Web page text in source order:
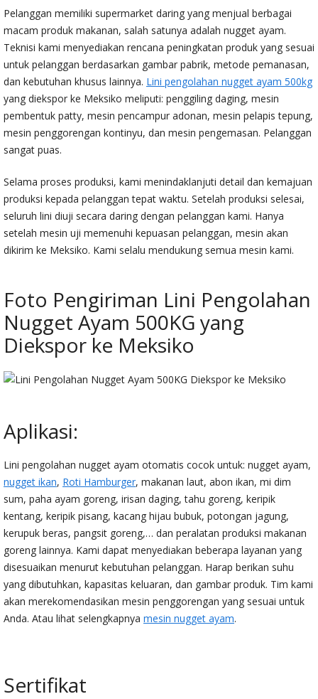
Pelanggan memiliki supermarket daring yang menjual berbagai
macam produk makanan, salah satunya adalah nugget ayam.
Teknisi kami menyediakan rencana peningkatan produk yang sesuai
untuk pelanggan berdasarkan gambar pabrik, metode pemanasan,
dan kebutuhan khusus lainnya. Lini pengolahan nugget ayam 500kg
yang diekspor ke Meksiko meliputi: penggiling daging, mesin
pembentuk patty, mesin pencampur adonan, mesin pelapis tepung,
mesin penggorengan kontinyu, dan mesin pengemasan. Pelanggan
sangat puas.
Selama proses produksi, kami menindaklanjuti detail dan kemajuan
produksi kepada pelanggan tepat waktu. Setelah produksi selesai,
seluruh lini diuji secara daring dengan pelanggan kami. Hanya
setelah mesin uji memenuhi kepuasan pelanggan, mesin akan
dikirim ke Meksiko. Kami selalu mendukung semua mesin kami.
Foto Pengiriman Lini Pengolahan
Nugget Ayam 500KG yang
Diekspor ke Meksiko
Aplikasi:
Lini pengolahan nugget ayam otomatis cocok untuk: nugget ayam,
nugget ikan, Roti Hamburger, makanan laut, abon ikan, mi dim
sum, paha ayam goreng, irisan daging, tahu goreng, keripik
kentang, keripik pisang, kacang hijau bubuk, potongan jagung,
kerupuk beras, pangsit goreng,… dan peralatan produksi makanan
goreng lainnya. Kami dapat menyediakan beberapa layanan yang
disesuaikan menurut kebutuhan pelanggan. Harap berikan suhu
yang dibutuhkan, kapasitas keluaran, dan gambar produk. Tim kami
akan merekomendasikan mesin penggorengan yang sesuai untuk
Anda. Atau lihat selengkapnya mesin nugget ayam.
Sertifikat